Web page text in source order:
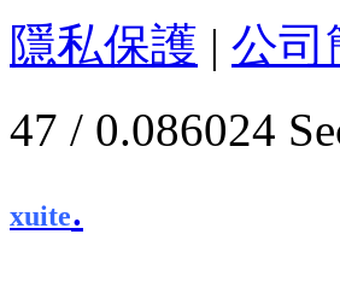
隱私保護 | 公司
47 / 0.086024
xuite.